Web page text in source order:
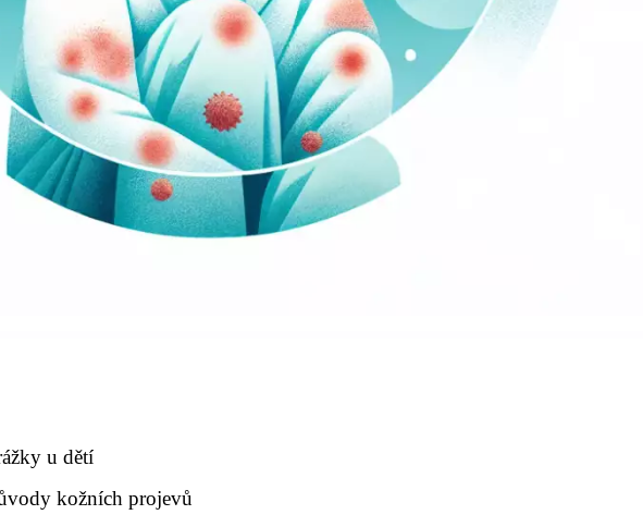
u dětí
kožních projevů